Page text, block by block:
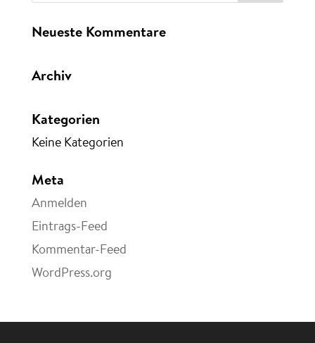
Neueste Kommentare
Archiv
Kategorien
Keine Kategorien
Meta
Anmelden
Eintrags-Feed
Kommentar-Feed
WordPress.org